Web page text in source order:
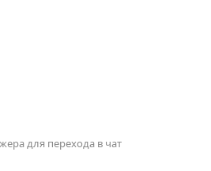
для перехода в чат